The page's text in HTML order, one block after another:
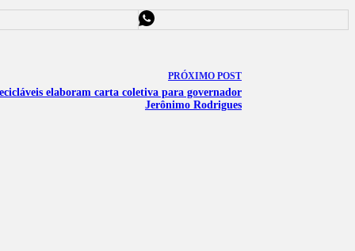
PRÓXIMO POST
elaboram carta coletiva para governador
Jerônimo Rodrigues